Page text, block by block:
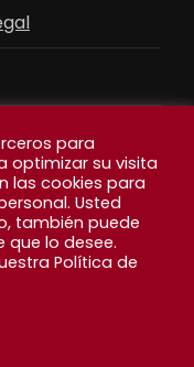
para
optimizar su visita
las cookies para
Usted
también puede
lo desee.
Política de